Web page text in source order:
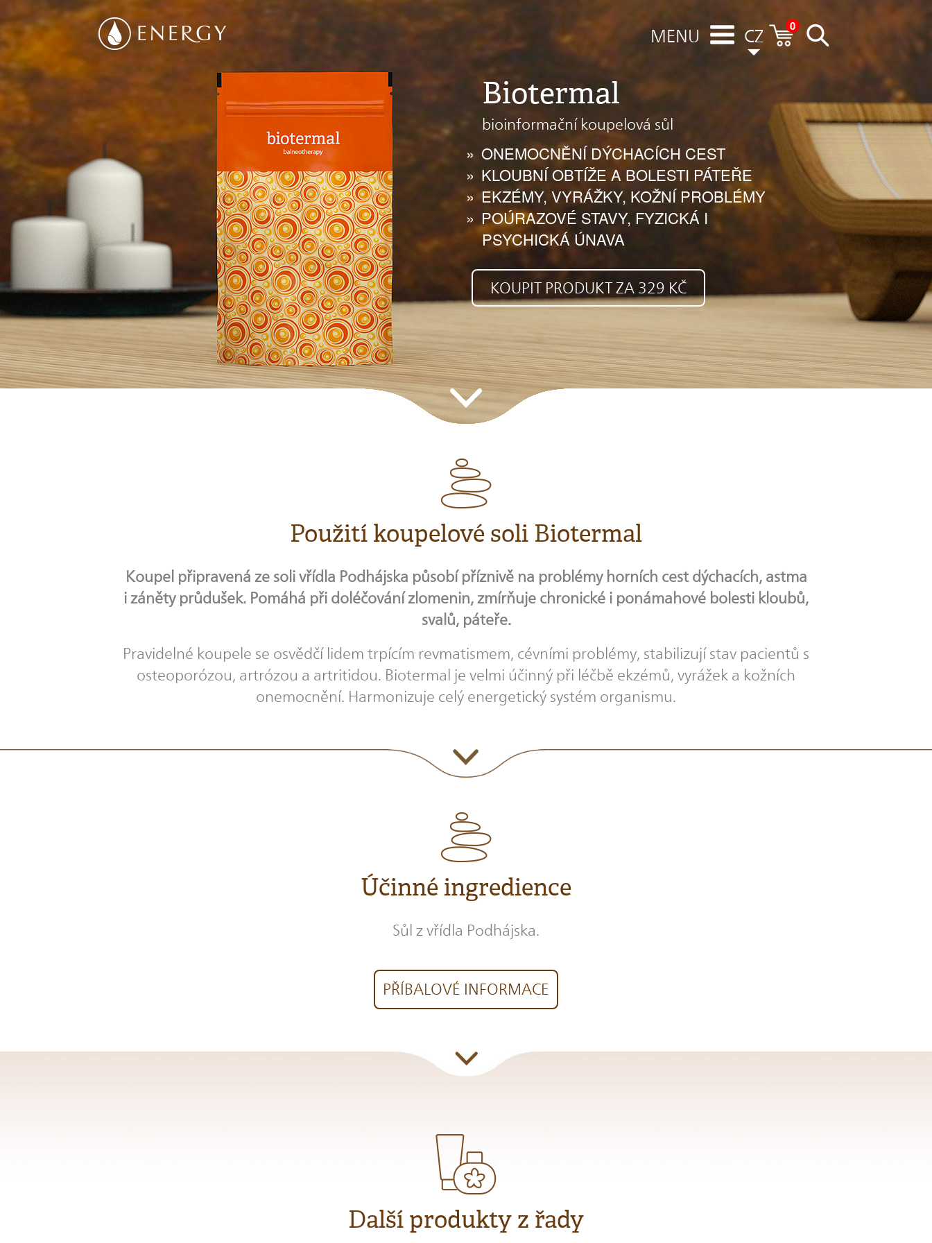
MENU CZ
0
Biotermal
bioinformační koupelová sůl
ONEMOCNĚNÍ DÝCHACÍCH CEST
KLOUBNÍ OBTÍŽE A BOLESTI PÁTEŘE
EKZÉMY, VYRÁŽKY, KOŽNÍ PROBLÉMY
POÚRAZOVÉ STAVY, FYZICKÁ I
PSYCHICKÁ ÚNAVA
KOUPIT PRODUKT ZA 329 KČ
Použití koupelové soli Biotermal
Koupel připravená ze soli vřídla Podhájska působí příznivě na problémy horních cest dýchacích, astma
i záněty průdušek. Pomáhá při doléčování zlomenin, zmírňuje chronické i ponámahové bolesti kloubů,
svalů, páteře.
Pravidelné koupele se osvědčí lidem trpícím revmatismem, cévními problémy, stabilizují stav pacientů s
osteoporózou, artrózou a artritidou. Biotermal je velmi účinný při léčbě ekzémů, vyrážek a kožních
onemocnění. Harmonizuje celý energetický systém organismu.
Účinné ingredience
Sůl z vřídla Podhájska.
PŘÍBALOVÉ INFORMACE
Další produkty z řady